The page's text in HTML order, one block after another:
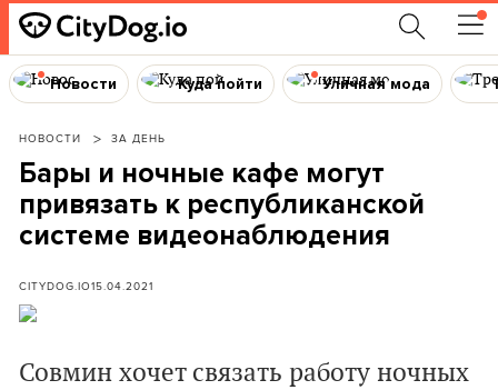
Новости Куда пойти Уличная мода
НОВОСТИ ЗА ДЕНЬ
Бары и ночные кафе могут
привязать к республиканской
системе видеонаблюдения
CITYDOG.IO15.04.2021
Совмин хочет связать работу ночных